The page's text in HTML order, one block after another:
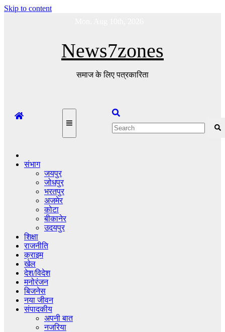
Skip to content
News7zones
समाज के लिए पत्रकारिता
संभाग
जयपुर
जोधपुर
भरतपुर
अजमेर
कोटा
बीकानेर
उदयपुर
शिक्षा
राजनीति
क्राइम
खेल
देश/विदेश
मनोरंजन
बिजनेस
नया जीवन
संपादकीय
अपनी बात
नजरिया